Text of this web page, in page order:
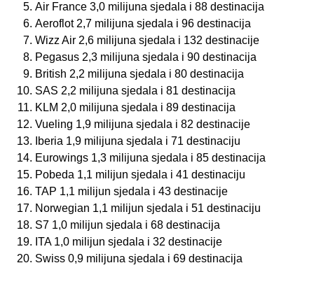
Air France 3,0 milijuna sjedala i 88 destinacija
Aeroflot 2,7 milijuna sjedala i 96 destinacija
Wizz Air 2,6 milijuna sjedala i 132 destinacije
Pegasus 2,3 milijuna sjedala i 90 destinacija
British 2,2 milijuna sjedala i 80 destinacija
SAS 2,2 milijuna sjedala i 81 destinacija
KLM 2,0 milijuna sjedala i 89 destinacija
Vueling 1,9 milijuna sjedala i 82 destinacije
Iberia 1,9 milijuna sjedala i 71 destinaciju
Eurowings 1,3 milijuna sjedala i 85 destinacija
Pobeda 1,1 milijun sjedala i 41 destinaciju
TAP 1,1 milijun sjedala i 43 destinacije
Norwegian 1,1 milijun sjedala i 51 destinaciju
S7 1,0 milijun sjedala i 68 destinacija
ITA 1,0 milijun sjedala i 32 destinacije
Swiss 0,9 milijuna sjedala i 69 destinacija